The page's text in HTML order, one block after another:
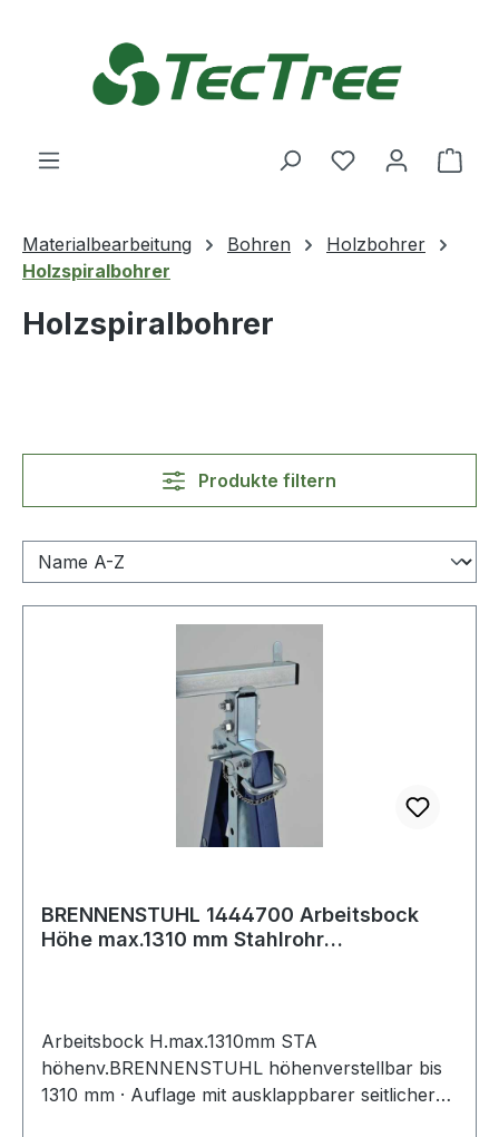
Du hast 0
Materialbearbeitung Bohren
Holzbohrer
Holzspiralbohrer
Holzspiralbohrer
Produkte filtern
BRENNENSTUHL 1444700 Arbeitsbock
Höhe max.1310 mm Stahlrohr
Arbeitsbock H.max.1310mm STA
höhenv.BRENNENSTUHL höhenverstellbar bis
1310 mm · Auflage mit ausklappbarer seitlicher